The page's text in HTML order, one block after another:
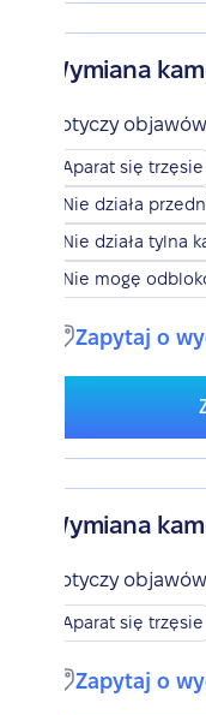
Wymiana
Dotyczy objawów
Aparat się trzęsie
Nie działa
Nie działa tylna
Nie mogę
Zapytaj o
Wymiana
Dotyczy objawów
Aparat się trzęsie
Zapytaj o